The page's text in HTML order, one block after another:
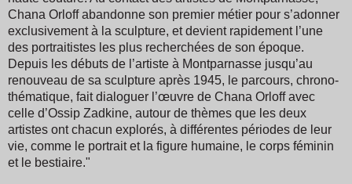
Chana Orloff abandonne son premier métier pour s’adonner
exclusivement à la sculpture, et devient rapidement l’une
des portraitistes les plus recherchées de son époque.
Depuis les débuts de l’artiste à Montparnasse jusqu’au
renouveau de sa sculpture après 1945, le parcours, chrono-
thématique, fait dialoguer l’œuvre de Chana Orloff avec
celle d’Ossip Zadkine, autour de thèmes que les deux
artistes ont chacun explorés, à différentes périodes de leur
vie, comme le portrait et la figure humaine, le corps féminin
et le bestiaire."